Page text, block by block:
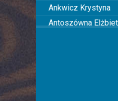
Ankwicz Krystyna
Antoszówna